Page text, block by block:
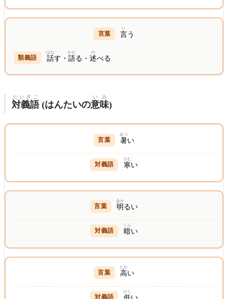
言
い
う
話
はな
す・ 語
かた
る・ 述
の
べる
対義語
たいぎご
(はんたいの意味
いみ
)
暑
あつ
い
寒
さむ
い
明
あか
るい
暗
くら
い
高
たか
い
ひく